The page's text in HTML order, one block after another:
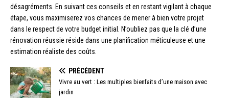
désagréments. En suivant ces conseils et en restant vigilant à chaque
étape, vous maximiserez vos chances de mener à bien votre projet
dans le respect de votre budget initial. N’oubliez pas que la clé d’une
rénovation réussie réside dans une planification méticuleuse et une
estimation réaliste des coûts.
PRÉCÉDENT
Vivre au vert : Les multiples bienfaits d’une maison avec
jardin